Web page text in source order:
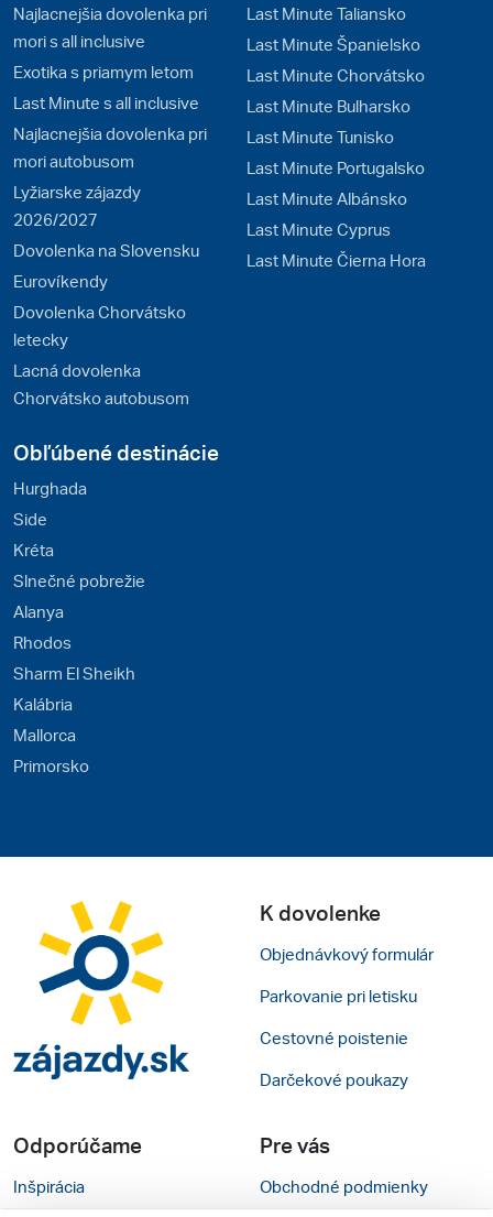
Najlacnejšia dovolenka pri
mori s all inclusive
Exotika s priamym letom
Last Minute s all inclusive
Najlacnejšia dovolenka pri
mori autobusom
Lyžiarske zájazdy
2026/2027
Dovolenka na Slovensku
Eurovíkendy
Dovolenka Chorvátsko
letecky
Lacná dovolenka
Chorvátsko autobusom
Last Minute Taliansko
Last Minute Španielsko
Last Minute Chorvátsko
Last Minute Bulharsko
Last Minute Tunisko
Last Minute Portugalsko
Last Minute Albánsko
Last Minute Cyprus
Last Minute Čierna Hora
Obľúbené destinácie
Hurghada
Side
Kréta
Slnečné pobrežie
Alanya
Rhodos
Sharm El Sheikh
Kalábria
Mallorca
Primorsko
K dovolenke
Objednávkový formulár
Parkovanie pri letisku
Cestovné poistenie
Darčekové poukazy
Odporúčame
Inšpirácia
Pre vás
Obchodné podmienky